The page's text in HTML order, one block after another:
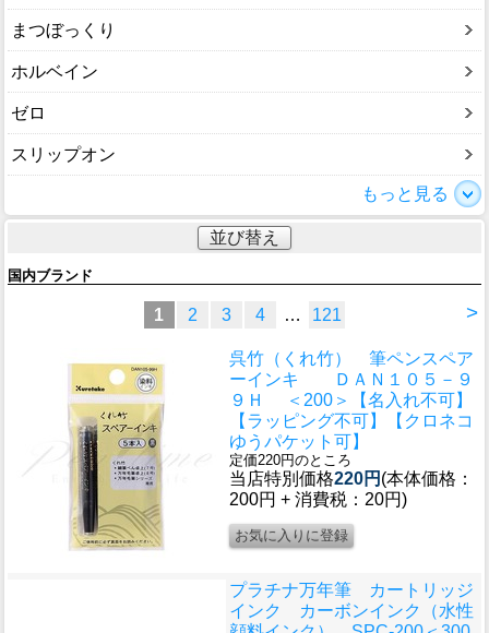
まつぼっくり
ホルベイン
ゼロ
スリップオン
もっと見る
並び替え
国内ブランド
>
1 2 3 4 … 121
呉竹（くれ竹） 筆ペンスペア
ーインキ ＤＡＮ１０５－９
９Ｈ ＜200＞【名入れ不可】
【ラッピング不可】【クロネコ
ゆうパケット可】
定価220円のところ
当店特別価格220円 (本体価格：
200円 + 消費税：20円)
プラチナ万年筆 カートリッジ
インク カーボンインク（水性